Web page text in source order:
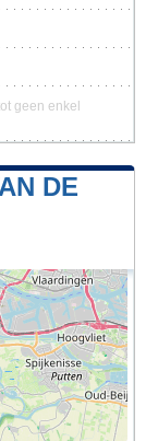
geen enkel
DE